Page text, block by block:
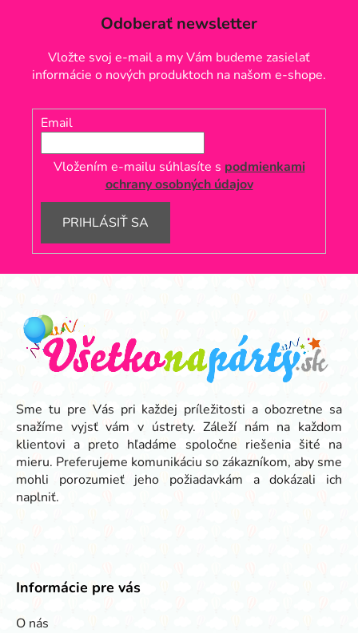
Odoberať newsletter
Vložte svoj e-mail a my Vám budeme zasielať
informácie o nových produktoch na našom e-shope.
Email
Vložením e-mailu súhlasíte s podmienkami
ochrany osobných údajov
PRIHLÁSIŤ SA
Z
Sme tu pre Vás pri každej príležitosti a obozretne sa
snažíme vyjsť vám v ústrety. Záleží nám na každom
klientovi a preto hľadáme spoločne riešenia šité na
mieru. Preferujeme komunikáciu so zákazníkom, aby sme
mohli porozumieť jeho požiadavkám a dokázali ich
naplniť.
Informácie pre vás
O nás